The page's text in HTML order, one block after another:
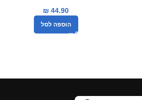
₪ 44.90
הוספה לסל